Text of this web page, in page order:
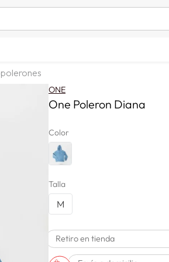
polerones
ONE
One Poleron Diana
Color
Talla
M
Retiro en tienda